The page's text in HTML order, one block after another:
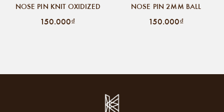
NOSE PIN KNIT OXIDIZED
150.000₫
NOSE PIN 2MM BALL
150.000₫